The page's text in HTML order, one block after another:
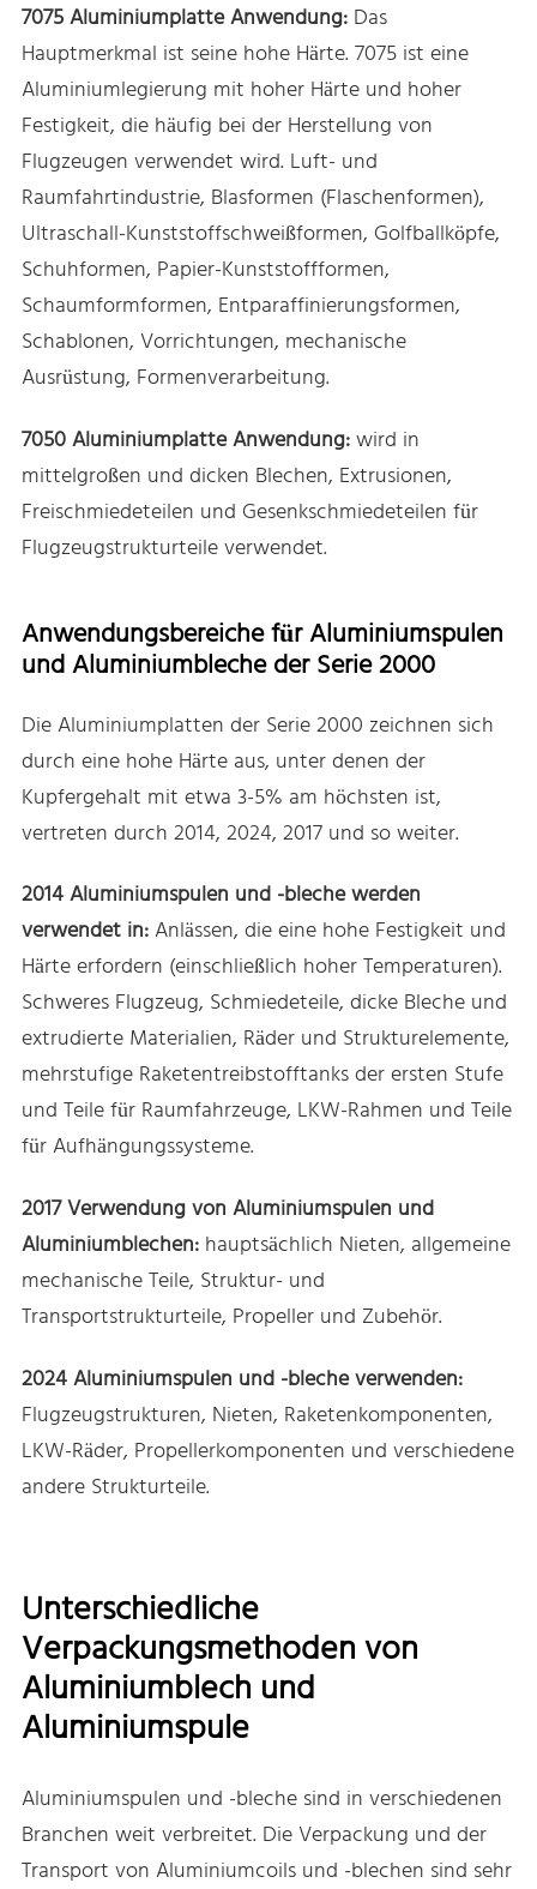
7075 Aluminiumplatte Anwendung:Das
Hauptmerkmal ist seine hohe Härte. 7075 ist eine
Aluminiumlegierung mit hoher Härte und hoher
Festigkeit, die häufig bei der Herstellung von
Flugzeugen verwendet wird. Luft- und
Raumfahrtindustrie, Blasformen (Flaschenformen),
Ultraschall-Kunststoffschweißformen, Golfballköpfe,
Schuhformen, Papier-Kunststoffformen,
Schaumformformen, Entparaffinierungsformen,
Schablonen, Vorrichtungen, mechanische
Ausrüstung, Formenverarbeitung.
7050 Aluminiumplatte Anwendung:wird in
mittelgroßen und dicken Blechen, Extrusionen,
Freischmiedeteilen und Gesenkschmiedeteilen für
Flugzeugstrukturteile verwendet.
Anwendungsbereiche für Aluminiumspulen
und Aluminiumbleche der Serie 2000
Die Aluminiumplatten der Serie 2000 zeichnen sich
durch eine hohe Härte aus, unter denen der
Kupfergehalt mit etwa 3-5% am höchsten ist,
vertreten durch 2014, 2024, 2017 und so weiter.
2014 Aluminiumspulen und -bleche werden
verwendet in:Anlässen, die eine hohe Festigkeit und
Härte erfordern (einschließlich hoher Temperaturen).
Schweres Flugzeug, Schmiedeteile, dicke Bleche und
extrudierte Materialien, Räder und Strukturelemente,
mehrstufige Raketentreibstofftanks der ersten Stufe
und Teile für Raumfahrzeuge, LKW-Rahmen und Teile
für Aufhängungssysteme.
2017 Verwendung von Aluminiumspulen und
Aluminiumblechen:hauptsächlich Nieten, allgemeine
mechanische Teile, Struktur- und
Transportstrukturteile, Propeller und Zubehör.
2024 Aluminiumspulen und -bleche verwenden:
Flugzeugstrukturen, Nieten, Raketenkomponenten,
LKW-Räder, Propellerkomponenten und verschiedene
andere Strukturteile.
Unterschiedliche
Verpackungsmethoden von
Aluminiumblech und
Aluminiumspule
Aluminiumspulen und -bleche sind in verschiedenen
Branchen weit verbreitet. Die Verpackung und der
Transport von Aluminiumcoils und -blechen sind sehr